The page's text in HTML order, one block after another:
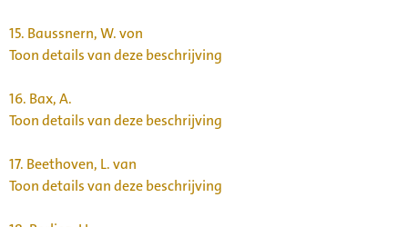
15. Baussnern, W. von
Toon details van deze beschrijving
16. Bax, A.
Toon details van deze beschrijving
17. Beethoven, L. van
Toon details van deze beschrijving